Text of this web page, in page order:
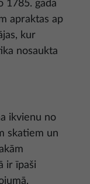
1785. gada
apraktas ap
kur
nosaukta
ikvienu no
skatiem un
ir īpaši